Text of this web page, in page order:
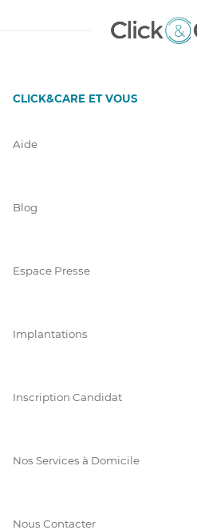
CLICK&CARE ET VOUS
Aide
Blog
Espace Presse
Implantations
Inscription Candidat
Nos Services à Domicile
Nous Contacter